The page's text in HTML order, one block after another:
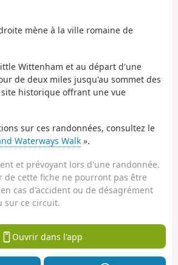
mène à la ville romaine de
Wittenham et au départ d'une
de deux miles jusqu'au sommet des
historique offrant une vue
sur ces randonnées, consultez le
Waterways Walk ».
et prévoyant lors d'une randonnée.
de cette fiche ne pourront pas être
cas d'accident ou de désagrément
sur ce circuit.
Ouvrir dans l'app